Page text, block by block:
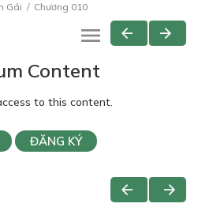
Gái Chương 010
Content
to this content.
ĐĂNG KÝ